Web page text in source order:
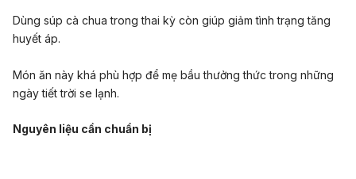
Dùng súp cà chua trong thai kỳ còn giúp giảm tình trạng tăng
huyết áp.
Món ăn này khá phù hợp để mẹ bầu thưởng thức trong những
ngày tiết trời se lạnh.
Nguyên liệu cần chuẩn bị